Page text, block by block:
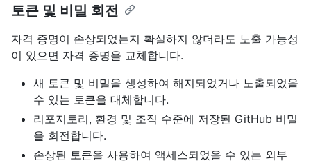
토큰 및 비밀 회전
자격 증명이 손상되었는지 확실하지 않더라도 노출 가능성
이 있으면 자격 증명을 교체합니다.
새 토큰 및 비밀을 생성하여 해지되었거나 노출되었을
수 있는 토큰을 대체합니다.
리포지토리, 환경 및 조직 수준에 저장된 GitHub 비밀
을 회전합니다.
손상된 토큰을 사용하여 액세스되었을 수 있는 외부